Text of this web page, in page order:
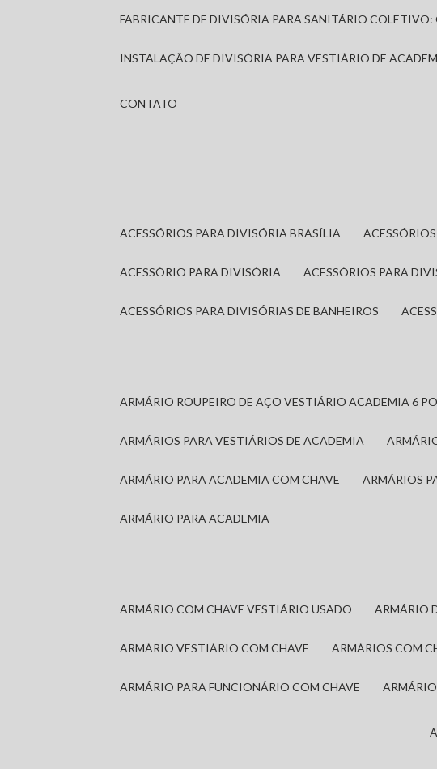
FABRICANTE DE DIVISÓRIA PARA SANITÁRIO
INSTALAÇÃO DE DIVISÓRIA PARA VESTIÁRIO DE
CONTATO
ACESSÓRIOS PARA DIVISÓRIA BRASÍLIA
ACESSÓRIO PARA DIVISÓRIA ACESSÓRIOS PARA
ACESSÓRIOS PARA DIVISÓRIAS DE BANHEIROS
ARMÁRIO ROUPEIRO DE AÇO VESTIÁRIO ACADEMIA 6
ARMÁRIOS PARA VESTIÁRIOS DE ACADEMIA
ARMÁRIO PARA ACADEMIA COM CHAVE ARMÁRIOS
ARMÁRIO PARA ACADEMIA
ARMÁRIO COM CHAVE VESTIÁRIO USADO ARMÁRIO
ARMÁRIO VESTIÁRIO COM CHAVE ARMÁRIOS COM
ARMÁRIO PARA FUNCIONÁRIO COM CHAVE